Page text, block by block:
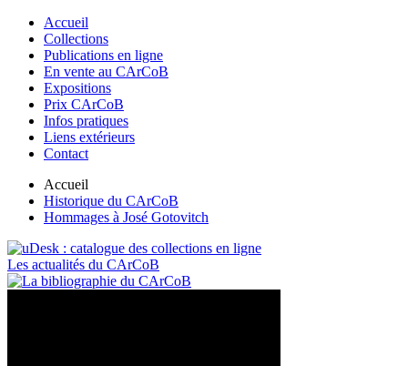
Accueil
Collections
Publications en ligne
En vente au CArCoB
Expositions
Prix CArCoB
Infos pratiques
Liens extérieurs
Contact
Accueil
Historique du CArCoB
Hommages à José Gotovitch
Les actualités du CArCoB